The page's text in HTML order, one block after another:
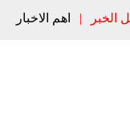
الخبر | اهم الاخبار